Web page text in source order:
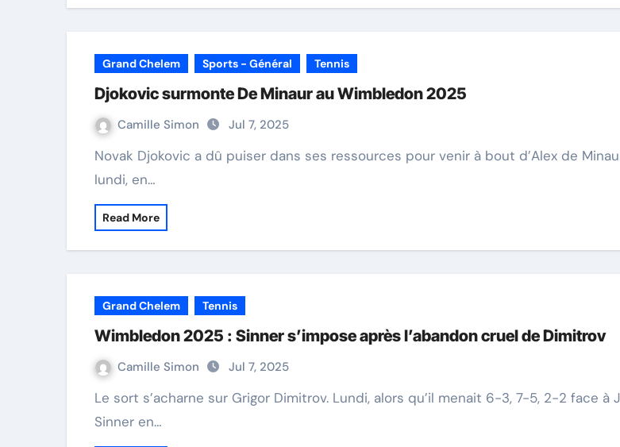
Grand Chelem Sports - Général Tennis
Djokovic surmonte De Minaur au Wimbledon 2025
Camille Simon Jul 7, 2025
Novak Djokovic a dû puiser dans ses ressources pour venir à bout d’Alex de Minaur ce
lundi, en…
Read More
Grand Chelem Tennis
Wimbledon 2025 : Sinner s’impose après l’abandon cruel de Dimitrov
Camille Simon Jul 7, 2025
Le sort s’acharne sur Grigor Dimitrov. Lundi, alors qu’il menait 6-3, 7-5, 2-2 face à Jannik
Sinner en…